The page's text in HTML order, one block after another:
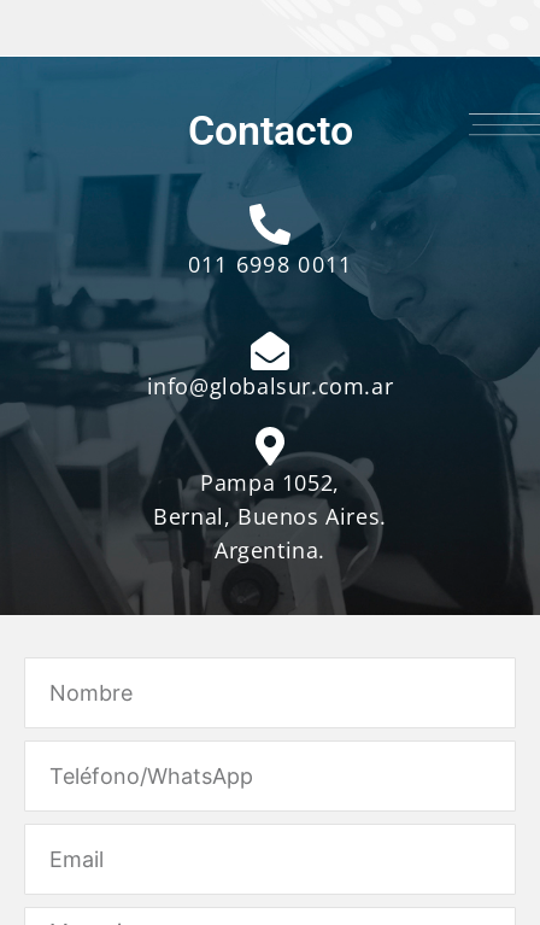
+10
Contacto
011 6998 0011
info@globalsur.com.ar
Pampa 1052,
Bernal, Buenos Aires.
Argentina.
Message